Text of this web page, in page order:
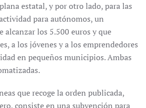
estatal, y por otro lado, para las
para autónomos, un
alcanzar los 5.500 euros y que
a los jóvenes y a los emprendedores
en pequeños municipios. Ambas
que recoge la orden publicada,
consiste en una subvención para